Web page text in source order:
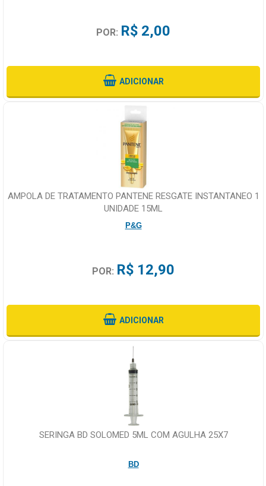
POR: R$ 2,00
ADICIONAR
AMPOLA DE TRATAMENTO PANTENE RESGATE INSTANTANEO 1
UNIDADE 15ML
P&G
POR: R$ 12,90
ADICIONAR
SERINGA BD SOLOMED 5ML COM AGULHA 25X7
BD